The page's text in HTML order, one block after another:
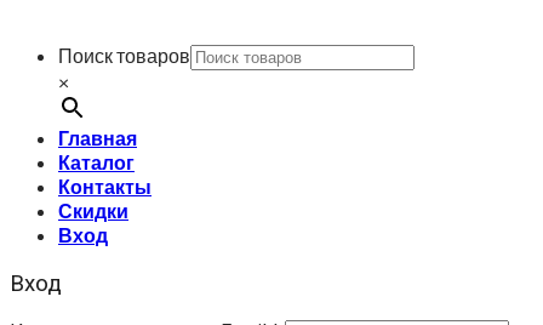
Поиск товаров
×
Главная
Каталог
Контакты
Скидки
Вход
Вход